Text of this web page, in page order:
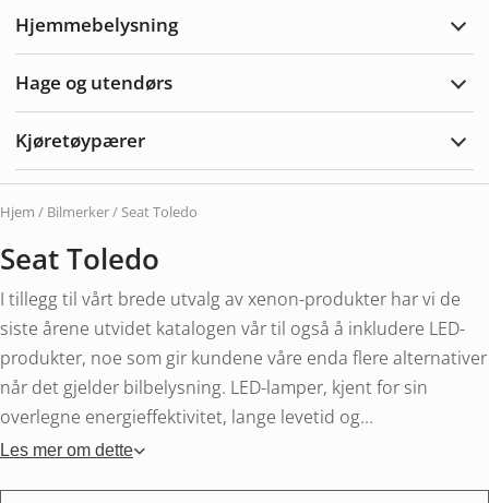
Hjemmebelysning
Utvid
Hage og utendørs
Utvid
Kjøretøypærer
Utvid
Hjem / Bilmerker / Seat Toledo
Seat Toledo
I tillegg til vårt brede utvalg av xenon-produkter har vi de
siste årene utvidet katalogen vår til også å inkludere LED-
produkter, noe som gir kundene våre enda flere alternativer
når det gjelder bilbelysning. LED-lamper, kjent for sin
overlegne energieffektivitet, lange levetid og...
Les mer om dette